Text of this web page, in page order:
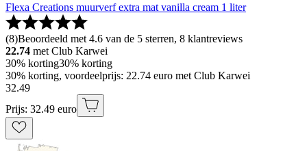
Flexa Creations muurverf extra mat vanilla cream 1 liter
(8)Beoordeeld met 4.6 van de 5 sterren, 8 klantreviews
22.74 met Club Karwei
30% korting30% korting
30% korting, voordeelprijs: 22.74 euro met Club Karwei
32.49
Prijs: 32.49 euro